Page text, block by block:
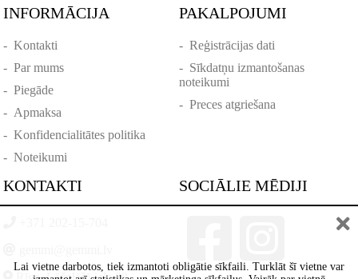
INFORMĀCIJA
-Kontakti
-Par mums
-Piegāde
- Apmaksa
-Konfidencialitātes politika
-Noteikumi
PAKALPOJUMI
- Reģistrācijas dati
- Sīkdatņu izmantošanas
noteikumi
- Preces atgriešana
KONTAKTI SOCIĀLIE MĒDIJI
Lai vietne darbotos, tiek izmantoti obligātie sīkfaili. Turklāt šī vietne var